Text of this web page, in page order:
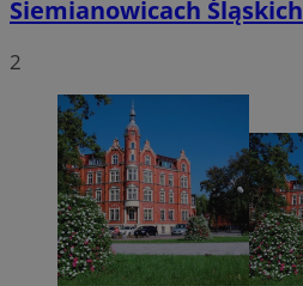
Siemianowicach Śląskich
2